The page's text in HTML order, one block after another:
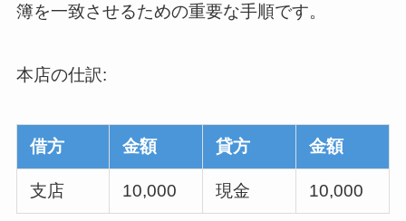
簿を一致させるための重要な手順です。
本店の仕訳:
借方 金額 貸方 金額
支店 10,000 現金 10,000